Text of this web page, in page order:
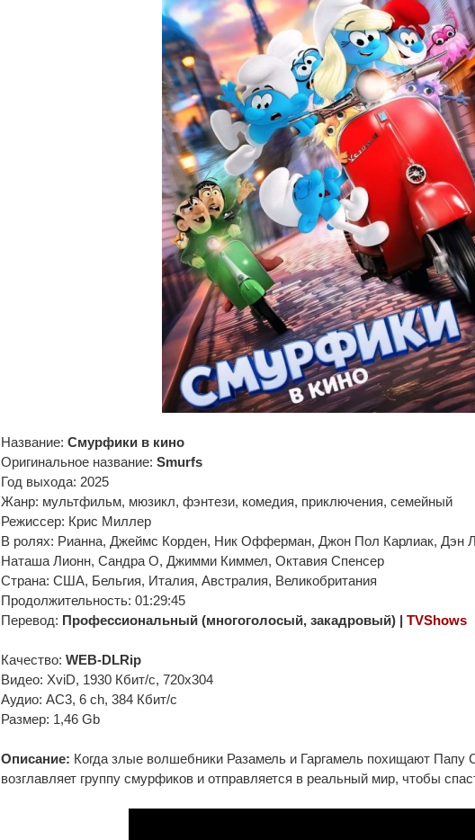
Название: Смурфики в кино
Оригинальное название: Smurfs
Год выхода: 2025
Жанр: мультфильм, мюзикл, фэнтези, комедия, приключения, семейный
Режиссер: Крис Миллер
В ролях: Рианна, Джеймс Корден, Ник Офферман, Джон Пол Карлиак, Дэн
Наташа Лионн, Сандра О, Джимми Киммел, Октавия Спенсер
Страна: США, Бельгия, Италия, Австралия, Великобритания
Продолжительность: 01:29:45
Перевод: Профессиональный (многоголосый, закадровый) | TVShows
Качество: WEB-DLRip
Видео: XviD, 1930 Кбит/с, 720x304
Аудио: AC3, 6 ch, 384 Кбит/с
Размер: 1,46 Gb
Описание: Когда злые волшебники Разамель и Гаргамель похищают
возглавляет группу смурфиков и отправляется в реальный мир, чтобы